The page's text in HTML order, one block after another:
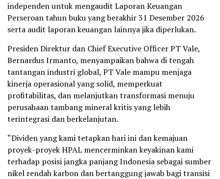
independen untuk mengaudit Laporan Keuangan
Perseroan tahun buku yang berakhir 31 Desember 2026
serta audit laporan keuangan lainnya jika diperlukan.
Presiden Direktur dan Chief Executive Officer PT Vale,
Bernardus Irmanto, menyampaikan bahwa di tengah
tantangan industri global, PT Vale mampu menjaga
kinerja operasional yang solid, memperkuat
profitabilitas, dan melanjutkan transformasi menuju
perusahaan tambang mineral kritis yang lebih
terintegrasi dan berkelanjutan.
“Dividen yang kami tetapkan hari ini dan kemajuan
proyek-proyek HPAL mencerminkan keyakinan kami
terhadap posisi jangka panjang Indonesia sebagai sumber
nikel rendah karbon dan bertanggung jawab bagi transisi